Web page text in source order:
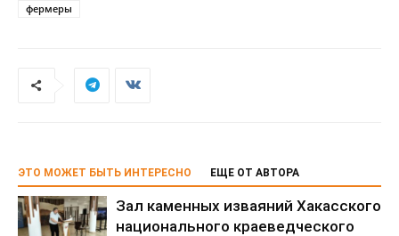
фермеры
ЭТО МОЖЕТ БЫТЬ ИНТЕРЕСНО ЕЩЕ ОТ АВТОРА
Зал каменных изваяний Хакасского
национального краеведческого